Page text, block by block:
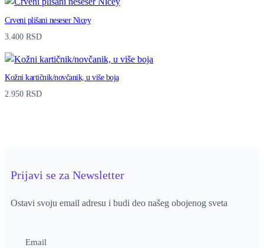
Crveni plišani neseser Nicey
3.400 RSD
Kožni kartičnik/novčanik, u više boja
2.950 RSD
Prijavi se za Newsletter
Ostavi svoju email adresu i budi deo našeg obojenog sveta
Email